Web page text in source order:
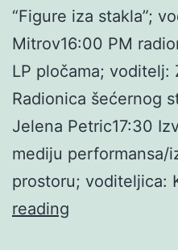
“Figure iza stakla”;
Mitrov16:00 PM
LP pločama; voditelj:
Radionica šećernog
Jelena Petric17:30
mediju performansa/
prostoru; voditeljica:
reading